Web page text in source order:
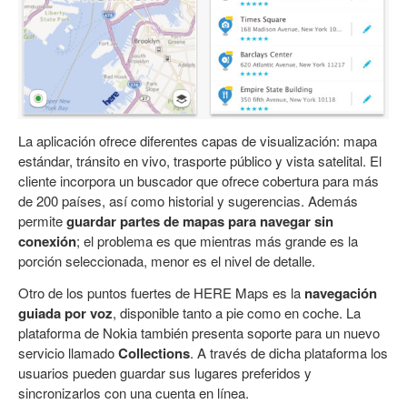
La aplicación ofrece diferentes capas de visualización: mapa
estándar, tránsito en vivo, trasporte público y vista satelital. El
cliente incorpora un buscador que ofrece cobertura para más
de 200 países, así como historial y sugerencias. Además
permiteguardar partes de mapas para navegar sin
conexión; el problema es que mientras más grande es la
porción seleccionada, menor es el nivel de detalle.
Otro de los puntos fuertes de HERE Maps es la navegación
guiada por voz, disponible tanto a pie como en coche. La
plataforma de Nokia también presenta soporte para un nuevo
servicio llamadoCollections. A través de dicha plataforma los
usuarios pueden guardar sus lugares preferidos y
sincronizarlos con una cuenta en línea.